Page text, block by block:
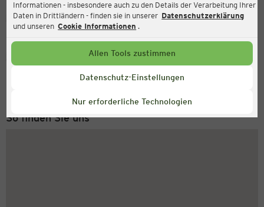
Informationen - insbesondere auch zu den Details der Verarbeitung Ihrer
Daten in Drittländern - finden sie in unserer Datenschutzerklärung
und unseren Cookie Informationen .
Allen Tools zustimmen
Datenschutz-Einstellungen
Nur erforderliche Technologien
Aktuell:
Geschlossen
Service Hotline
+49 (0) 2546 / 98 999 98
So finden Sie uns